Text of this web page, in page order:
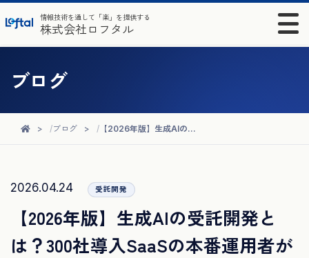
情報技術を通して「楽」を提供する
株式会社ロフタル
ブログ
ブログ 【2026年版】生成AIの受託開発とは？300社導入SaaSの本番運用者が語る、発注で失敗しない3つの壁
2026.04.24 受託開発
【2026年版】生成AIの受託開発と
は？300社導入SaaSの本番運用者が